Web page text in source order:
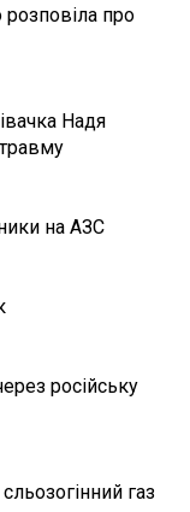
про
Надя
на АЗС
російську
газ